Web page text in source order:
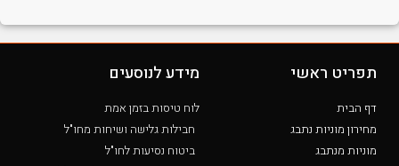
תפריט ראשי
דף הבית
מחירון מוניות נתבג
מוניות מנתבג
מידע לנוסעים
לוח טיסות בזמן אמת
חבילות גלישה ושיחות מחו"ל
ביטוח נסיעות לחו"ל